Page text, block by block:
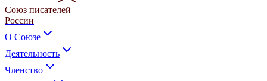
Союз писателей
России
О Союзе
Деятельность
Членство